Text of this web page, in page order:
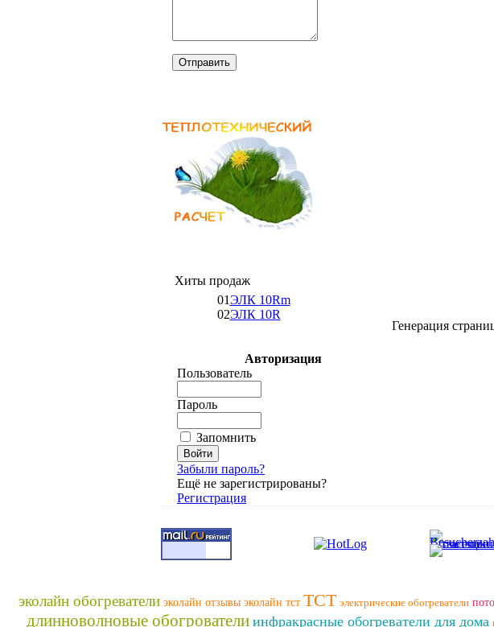
Отправить
Хиты продаж
01ЭЛК 10Rm
02ЭЛК 10R
Авторизация
Пользователь
Пароль
Запомнить
Забыли пароль?
Ещё не зарегистрированы?
Регистрация
Генерация
эколайн обогреватели эколайн отзывы эколайн тст ТСТ электрические обогреватели
длинноволновые обогрователи инфракрасные обогреватели для дома